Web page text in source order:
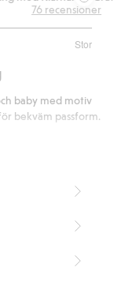
Stor
76 recensioner
baby med motiv
bekväm passform.